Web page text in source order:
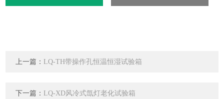
上一篇： LQ-TH带操作孔恒温恒湿试验箱
下一篇： LQ-XD风冷式氙灯老化试验箱